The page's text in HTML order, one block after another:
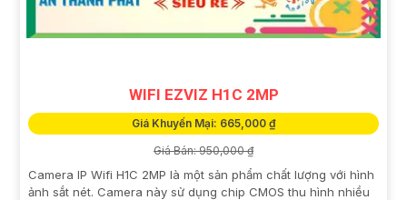
WIFI EZVIZ H1C 2MP
Giá Khuyến Mại: 665,000 ₫
Giá Bán: 950,000 ₫
Camera IP Wifi H1C 2MP là một sản phẩm chất lượng với hình
ảnh sắt nét. Camera này sử dụng chip CMOS thu hình nhiều